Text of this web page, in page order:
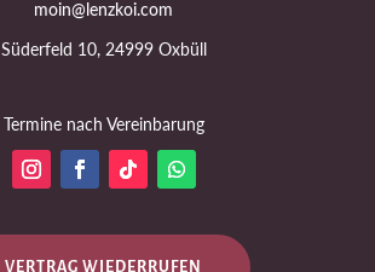
moin@lenzkoi.com
Süderfeld 10, 24999 Oxbüll
Termine nach Vereinbarung
VERTRAG WIEDERRUFEN